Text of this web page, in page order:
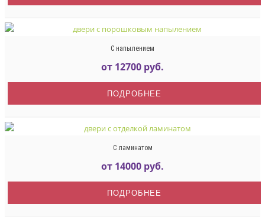
С напылением
от 12700 руб.
ПОДРОБНЕЕ
С ламинатом
от 14000 руб.
ПОДРОБНЕЕ